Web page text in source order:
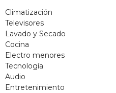
Climatización
Televisores
Lavado y Secado
Cocina
Electro menores
Tecnología
Audio
Entretenimiento